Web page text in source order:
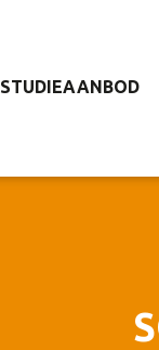
STUDIEAANBOD